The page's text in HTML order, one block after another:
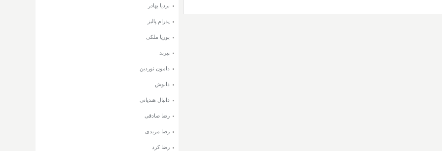
بردیا بهادر
پدرام پالیز
پوریا ملکی
پیربد
دامون نوردین
دانوش
دانیال هندیانی
رضا صادقی
رضا مریدی
رضا کرد